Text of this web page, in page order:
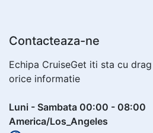
Contacteaza-ne
Echipa CruiseGet iti sta cu
orice informatie
Luni - Sambata 00:00 - 08:00
America/Los_Angeles